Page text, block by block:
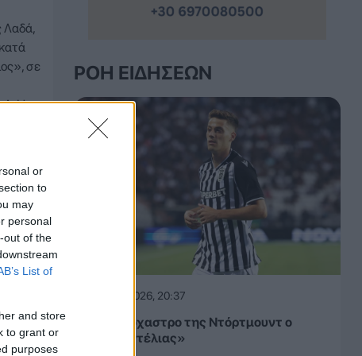
or
to
may
personal
out of the
List of
and store
to grant or
purposes
Λαδά,
σε
Η
ΡΟΉ ΕΙΔΉΣΕΩΝ
07.08.2026, 20:37
«Στο στόχαστρο της Ντόρτμουντ ο
Κωνσταντέλιας»